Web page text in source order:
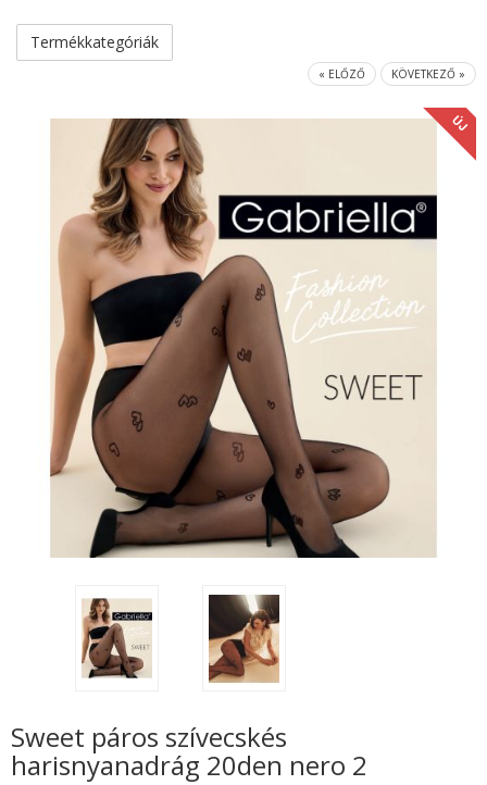
Termékkategóriák
« ELŐZŐ KÖVETKEZŐ »
ÚJ
Sweet páros szívecskés
harisnyanadrág 20den nero 2